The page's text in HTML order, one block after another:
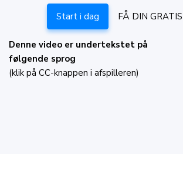
Start i dag FÅ DIN
Denne video er undertekstet på
følgende sprog
(klik på CC-knappen i afspilleren)